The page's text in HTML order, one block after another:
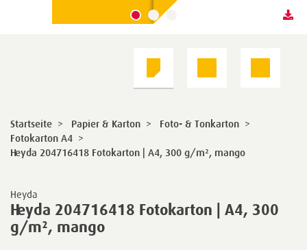
Heyda
Heyda 204716418 Fotokarton | A4, 300
g/m², mango
Startseite > Papier & Karton > Foto- & Tonkarton >
Fotokarton A4 >
Heyda 204716418 Fotokarton | A4, 300 g/m², mango